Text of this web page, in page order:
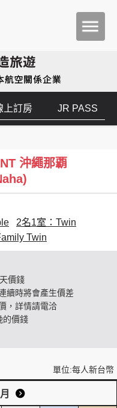
上訂房 JR PASS
沖繩那覇
2名1室：Twin
Twin
價錢
續時將會產生價差
，詳情請電洽
的價錢
單位:每人新台幣